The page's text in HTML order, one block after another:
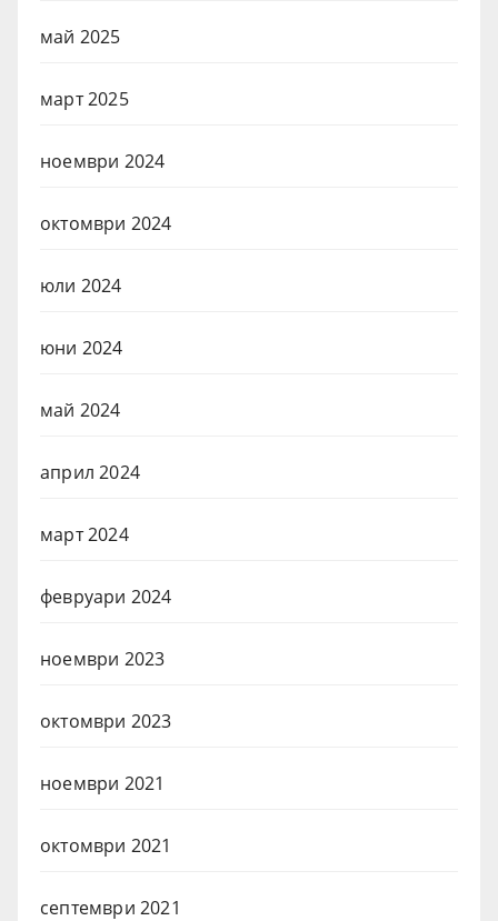
май 2025
март 2025
ноември 2024
октомври 2024
юли 2024
юни 2024
май 2024
април 2024
март 2024
февруари 2024
ноември 2023
октомври 2023
ноември 2021
октомври 2021
септември 2021